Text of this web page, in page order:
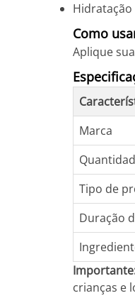
Hidratação
Como
Aplique
Marca
Tipo de
Duração
crianças e